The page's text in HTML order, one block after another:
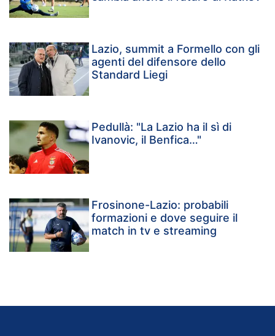
Lazio, summit a Formello con gli
agenti del difensore dello
Standard Liegi
Pedullà: "La Lazio ha il sì di
Ivanovic, il Benfica…"
Frosinone-Lazio: probabili
formazioni e dove seguire il
match in tv e streaming